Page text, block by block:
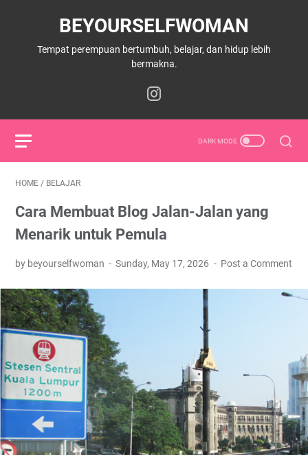
BEYOURSELFWOMAN
Tempat perempuan bertumbuh, belajar, dan hidup lebih
bermakna.
HOME / BELAJAR
Cara Membuat Blog Jalan-Jalan yang
Menarik untuk Pemula
by beyourselfwoman Sunday, May 17, 2026 Post a Comment